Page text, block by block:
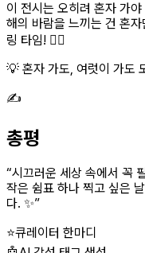
이 전시는 오히려 혼자 가
해의 바람을 느끼는 건 혼
링 타임! 🧘‍♀️
💡 혼자 가도, 여럿이 가도
✍️
총평
“시끄러운 세상 속에서 꼭
작은 쉼표 하나 찍고 싶은
다. ✨”
⭐큐레이터 한마디